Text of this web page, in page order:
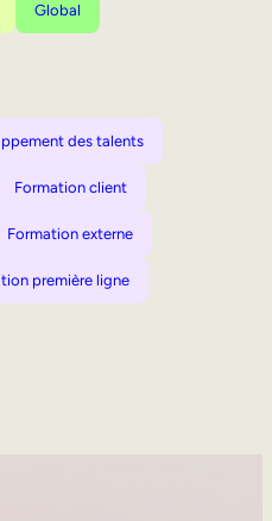
Global
des talents
Formation client
Formation externe
première ligne